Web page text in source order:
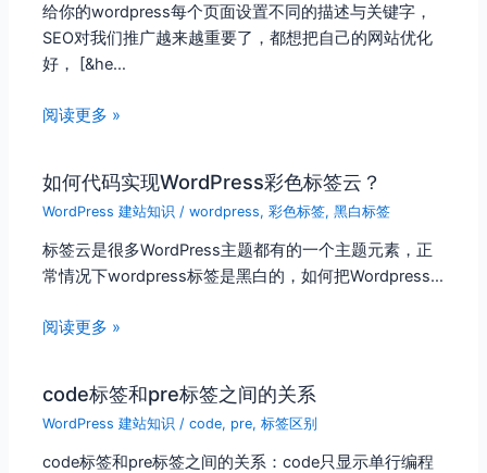
给你的wordpress每个页面设置不同的描述与关键字，
SEO对我们推广越来越重要了，都想把自己的网站优化
好， [&he…
阅读更多 »
如何代码实现WordPress彩色标签云？
WordPress 建站知识 /wordpress,彩色标签,黑白标签
标签云是很多WordPress主题都有的一个主题元素，正
常情况下wordpress标签是黑白的，如何把Wordpress…
阅读更多 »
code标签和pre标签之间的关系
WordPress 建站知识 /code, pre,标签区别
code标签和pre标签之间的关系：code只显示单行编程